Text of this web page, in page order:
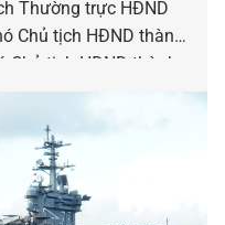
Thường trực HĐND
Chủ tịch HĐND thành
Chủ tịch HĐND thành
kỳ họp.